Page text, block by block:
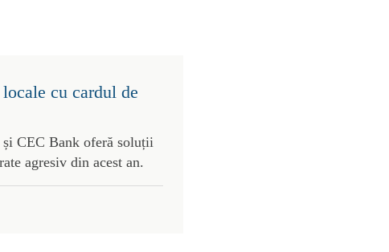
cu cardul de
CEC Bank oferă soluții
agresiv din acest an.